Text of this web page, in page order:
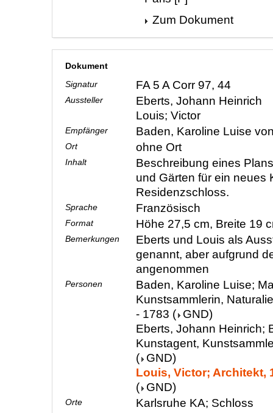
Zum Dokument
Dokument
Signatur
FA 5 A Corr 97, 44
Aussteller
Eberts, Johann Heinrich
Louis; Victor
Empfänger Baden, Karoline Luise
Ort ohne Ort
Inhalt
Beschreibung eines
und Gärten für ein neues
Residenzschloss.
Sprache Französisch
Format Höhe 27,5 cm, Breite 19
Bemerkungen
Eberts und Louis als
genannt, aber aufgrund
angenommen
Personen
Baden, Karoline Luise;
Kunstsammlerin,
- 1783 ( GND)
Eberts, Johann Heinrich;
Kunstagent,
( GND)
Louis, Victor; Architekt,
( GND)
Orte
Karlsruhe KA; Schloss